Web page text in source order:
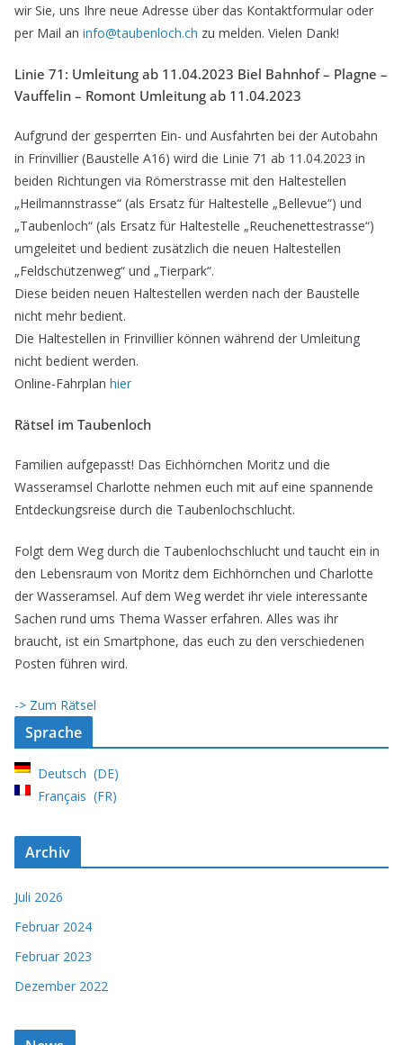
wir Sie, uns Ihre neue Adresse über das Kontaktformular oder
per Mail an info@taubenloch.ch zu melden. Vielen Dank!
Linie 71: Umleitung ab 11.04.2023 Biel Bahnhof – Plagne –
Vauffelin – Romont Umleitung ab 11.04.2023
Aufgrund der gesperrten Ein- und Ausfahrten bei der Autobahn
in Frinvillier (Baustelle A16) wird die Linie 71 ab 11.04.2023 in
beiden Richtungen via Römerstrasse mit den Haltestellen
„Heilmannstrasse“ (als Ersatz für Haltestelle „Bellevue“) und
„Taubenloch“ (als Ersatz für Haltestelle „Reuchenettestrasse“)
umgeleitet und bedient zusätzlich die neuen Haltestellen
„Feldschützenweg“ und „Tierpark“.
Diese beiden neuen Haltestellen werden nach der Baustelle
nicht mehr bedient.
Die Haltestellen in Frinvillier können während der Umleitung
nicht bedient werden.
Online-Fahrplan hier
Rätsel im Taubenloch
Familien aufgepasst! Das Eichhörnchen Moritz und die
Wasseramsel Charlotte nehmen euch mit auf eine spannende
Entdeckungsreise durch die Taubenlochschlucht.
Folgt dem Weg durch die Taubenlochschlucht und taucht ein in
den Lebensraum von Moritz dem Eichhörnchen und Charlotte
der Wasseramsel. Auf dem Weg werdet ihr viele interessante
Sachen rund ums Thema Wasser erfahren. Alles was ihr
braucht, ist ein Smartphone, das euch zu den verschiedenen
Posten führen wird.
-> Zum Rätsel
Sprache
Deutsch
DE
Français
FR
Archiv
Juli 2026
Februar 2024
Februar 2023
Dezember 2022